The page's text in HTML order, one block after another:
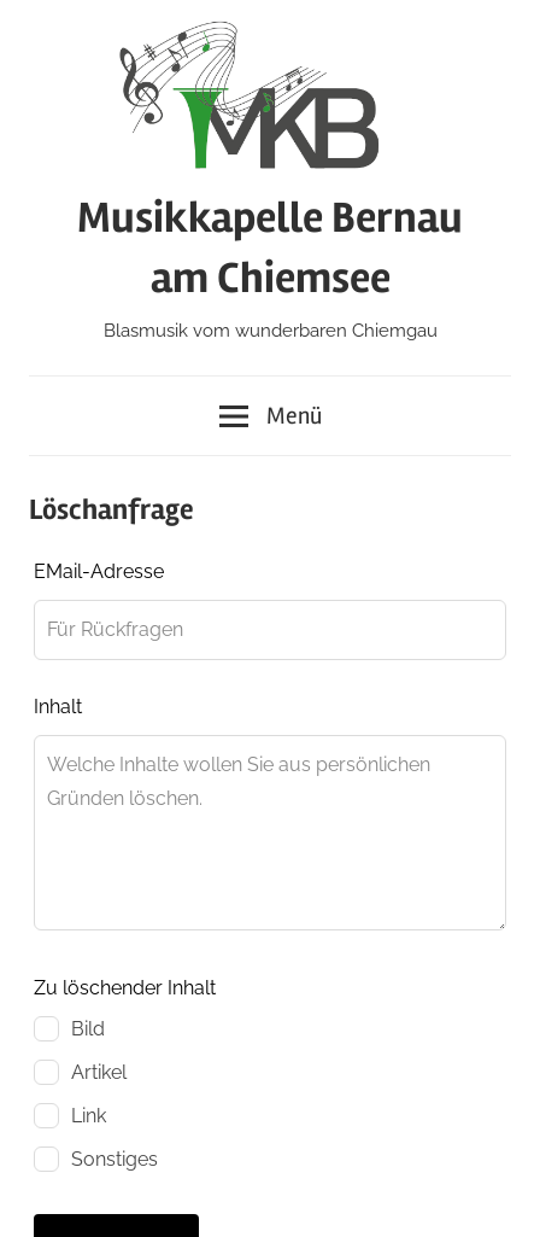
Musikkapelle Bernau
am Chiemsee
Blasmusik vom wunderbaren Chiemgau
Menü
Löschanfrage
Lass
dieses
Feld
leer
EMail-Adresse
Inhalt
Zu löschender Inhalt
Bild
Artikel
Link
Sonstiges